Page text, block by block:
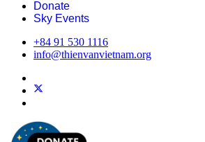
Donate
Sky Events
+84 91 530 1116
info@thienvanvietnam.org